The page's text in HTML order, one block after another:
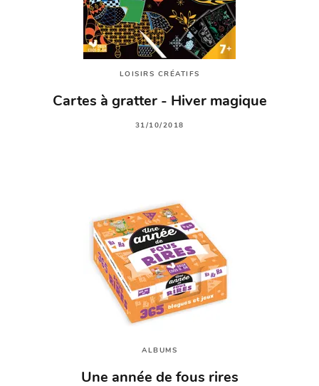
LOISIRS CRÉATIFS
Cartes à gratter - Hiver magique
31/10/2018
ALBUMS
Une année de fous rires